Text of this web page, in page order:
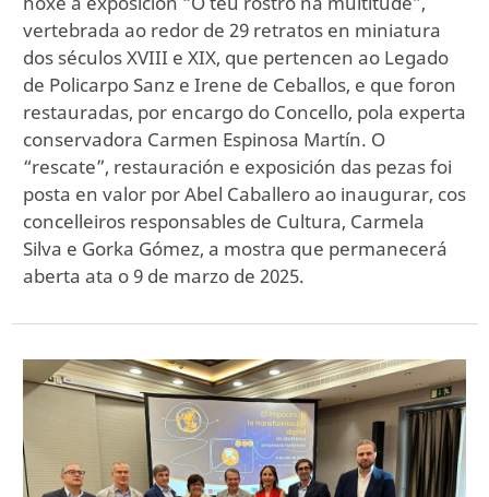
vertebrada ao redor de 29 retratos en miniatura
dos séculos XVIII e XIX, que pertencen ao Legado
de Policarpo Sanz e Irene de Ceballos, e que foron
restauradas, por encargo do Concello, pola experta
conservadora Carmen Espinosa Martín. O
“rescate”, restauración e exposición das pezas foi
posta en valor por Abel Caballero ao inaugurar, cos
concelleiros responsables de Cultura, Carmela
Silva e Gorka Gómez, a mostra que permanecerá
aberta ata o 9 de marzo de 2025.